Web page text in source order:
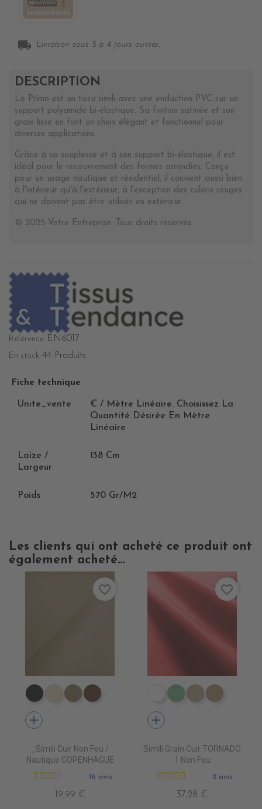
local_shipping Livraison sous 3 à 4 jours ouvrés.
DESCRIPTION
Le Primo est un tissu simili avec une enduction PVC sur un
support polyamide bi-élastique. Sa finition satinée et son
grain lisse en font un choix élégant et fonctionnel pour
diverses applications.
Grâce à sa souplesse et à son support bi-élastique, il est
idéal pour le recouvrement des formes arrondies. Conçu
pour un usage nautique et résidentiel, il convient aussi bien
à l'intérieur qu'à l'extérieur, à l'exception des coloris rouges
qui ne doivent pas être utilisés en extérieur.
© 2025 Votre Entreprise. Tous droits réservés.
Référence EN6017
En stock 44 Produits
Fiche technique
Unite_vente
€ / Mètre Linéaire. Choisissez La
Quantité Désirée En Mètre
Linéaire
Laize /
Largeur
138 Cm
Poids 570 Gr/m2
Les clients qui ont acheté ce produit ont
également acheté...
EN7005 VERT ANGLAIS
EN7001 CREME
EN7002 BEIGE
EN7003 BRUN
add
_Simili Cuir Non Feu /
Nautique COPENHAGUE
16 avis
19,99 €
favorite_border
EN3000 NEIGE
EN3010EN3020EN3030
add
Simili Grain Cuir TORNADO
1 Non Feu
2 avis
37,28 €
favorite_border